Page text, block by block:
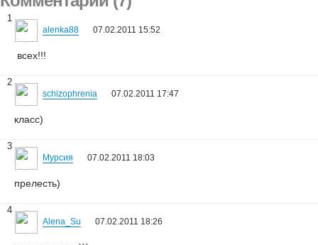
1
alenka88 07.02.2011 15:52
всех!!!
2
schizophrenia 07.02.2011 17:47
класс)
3
Мурсия 07.02.2011 18:03
прелесть)
4
Alena_Su 07.02.2011 18:26